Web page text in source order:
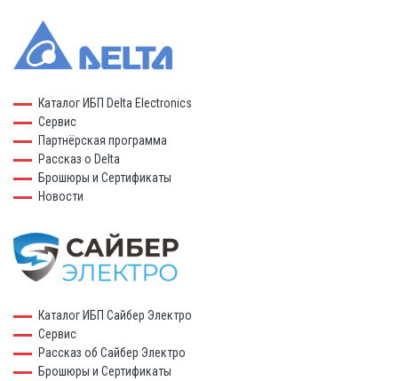
Каталог ИБП Delta Electronics
Сервис
Партнёрская программа
Рассказ о Delta
Брошюры и Сертификаты
Новости
Каталог ИБП Сайбер Электро
Сервис
Рассказ об Сайбер Электро
Брошюры и Сертификаты